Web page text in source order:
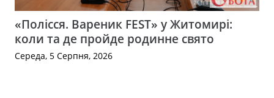
«Полісся. Вареник FEST» у Житомирі:
коли та де пройде родинне свято
Середа, 5 Серпня, 2026